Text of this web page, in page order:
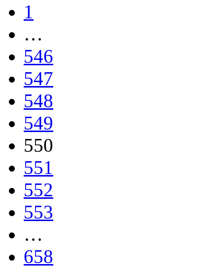
1
…
546
547
548
549
550
551
552
553
…
658